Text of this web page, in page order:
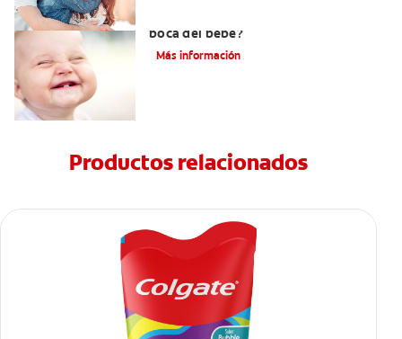
boca del bebé?
Más información
Productos relacionados